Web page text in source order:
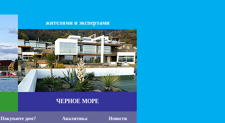
жителями и экспертами
ЧЕРНОЕ МОРЕ
Покупаете дом? Аналитика Новости